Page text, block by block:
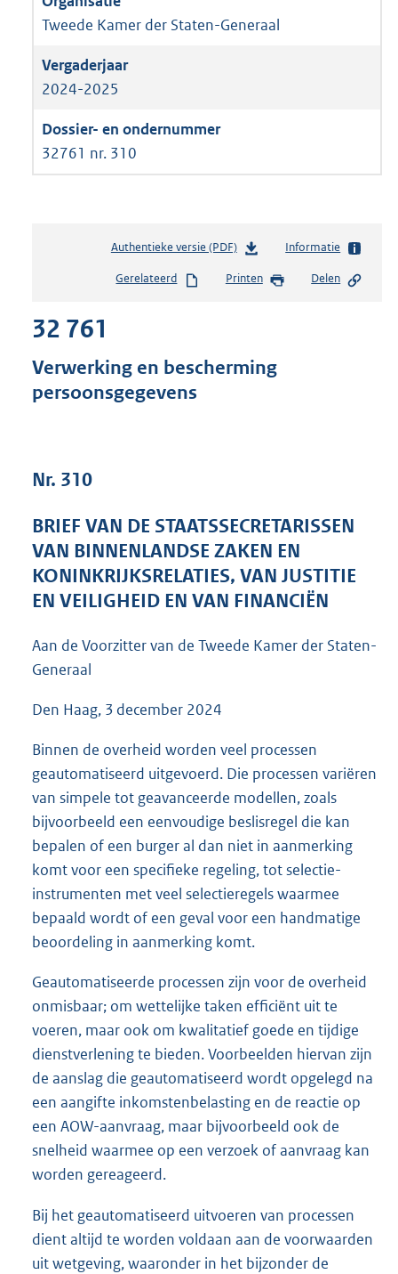
Tweede Kamer der Staten-Generaal
2024-2025
32761 nr. 310
Authentieke versie (PDF)b
s
s
:
5
K
b
Informatie
Gerelateerd Printen Delen
32 761
Verwerking en bescherming
persoonsgegevens
Nr. 310
BRIEF VAN DE STAATSSECRETARISSEN
VAN BINNENLANDSE ZAKEN EN
KONINKRIJKSRELATIES, VAN JUSTITIE
EN VEILIGHEID EN VAN FINANCIËN
Aan de Voorzitter van de Tweede Kamer der Staten-
Generaal
Den Haag, 3 december 2024
Binnen de overheid worden veel processen
geautomatiseerd uitgevoerd. Die processen variëren
van simpele tot geavanceerde modellen, zoals
bijvoorbeeld een eenvoudige beslisregel die kan
bepalen of een burger al dan niet in aanmerking
komt voor een specifieke regeling, tot selectie-
instrumenten met veel selectieregels waarmee
bepaald wordt of een geval voor een handmatige
beoordeling in aanmerking komt.
Geautomatiseerde processen zijn voor de overheid
onmisbaar; om wettelijke taken efficiënt uit te
voeren, maar ook om kwalitatief goede en tijdige
dienstverlening te bieden. Voorbeelden hiervan zijn
de aanslag die geautomatiseerd wordt opgelegd na
een aangifte inkomstenbelasting en de reactie op
een AOW-aanvraag, maar bijvoorbeeld ook de
snelheid waarmee op een verzoek of aanvraag kan
worden gereageerd.
Bij het geautomatiseerd uitvoeren van processen
dient altijd te worden voldaan aan de voorwaarden
uit wetgeving, waaronder in het bijzonder de